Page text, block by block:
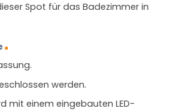
Spot für das Badezimmer in
werden.
mit einem eingebauten LED-